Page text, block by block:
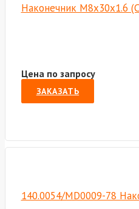
Наконечник М8х30х1.6
Цена по запросу
ЗАКАЗАТЬ
140.0054/MD0009-78